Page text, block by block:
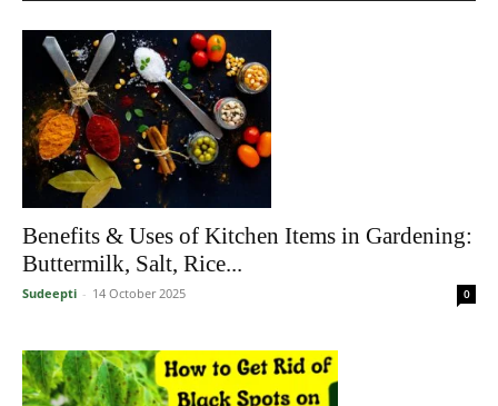
Benefits & Uses of Kitchen Items in Gardening:
Buttermilk, Salt, Rice...
Sudeepti - 14 October 2025 0